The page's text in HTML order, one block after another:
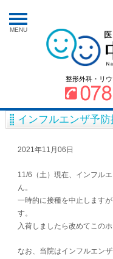
MENU
整形外科・リ
インフルエンザ予
2021年11月06日
11/6（土）現在、インフル
ん。
一時的に接種を中止します
す。
入荷しましたら改めてこの
なお、当院はインフルエン